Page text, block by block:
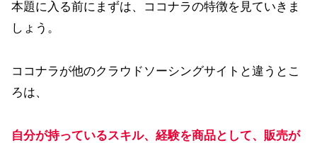
本題に入る前にまずは、ココナラの特徴を見ていきま
しょう。
ココナラが他のクラウドソーシングサイトと違うとこ
ろは、
自分が持っているスキル、経験を商品として、販売が